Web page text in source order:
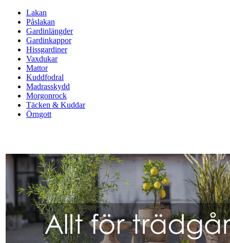
Lakan
Påslakan
Gardinlängder
Gardinkappor
Hissgardiner
Vaxdukar
Mattor
Kuddfodral
Madrasskydd
Morgonrock
Täcken & Kuddar
Örngott